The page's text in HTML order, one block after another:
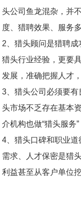
头公司鱼龙混杂，并
度、猎聘效果、服务
2、猎头顾问是猎聘
猎头行业经验，更要
发展，准确把握人才
3、猎头公司必须要
头市场不乏存在基本
介机构也做“猎头服务
4、猎头口碑和职业
需求、人才保密是猎
利益甚至从客户单位